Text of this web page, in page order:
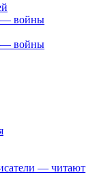
— войны
— войны
— читают